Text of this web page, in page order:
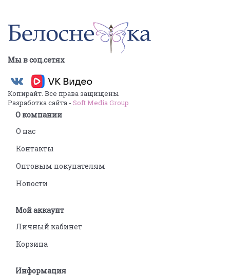
Мы в соц.сетях
Копирайт. Все права защищены
Разработка сайта - Soft Media Group
О компании
О нас
Контакты
Оптовым покупателям
Новости
Мой аккаунт
Личный кабинет
Корзина
Информация